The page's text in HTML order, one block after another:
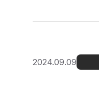
2024.09.09